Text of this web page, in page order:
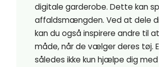
digitale garderobe. Dette kan
affaldsmængden. Ved at dele
kan du også inspirere andre
måde, når de vælger deres tøj.
således ikke kun hjælpe dig